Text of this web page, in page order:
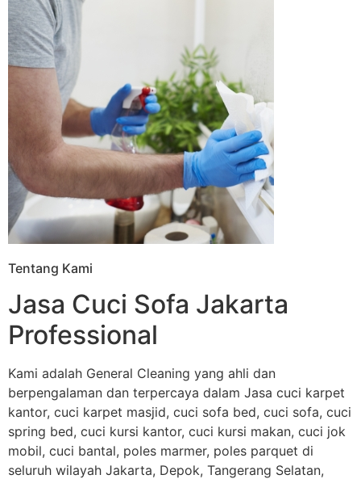
Tentang Kami
Jasa Cuci Sofa Jakarta
Professional
Kami adalah General Cleaning yang ahli dan
berpengalaman dan terpercaya dalam Jasa cuci karpet
kantor, cuci karpet masjid, cuci sofa bed, cuci sofa, cuci
spring bed, cuci kursi kantor, cuci kursi makan, cuci jok
mobil, cuci bantal, poles marmer, poles parquet di
seluruh wilayah Jakarta, Depok, Tangerang Selatan,